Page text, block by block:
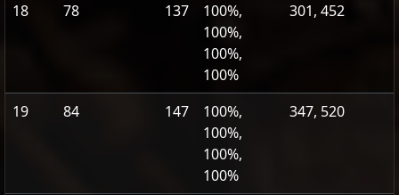
18 78 137
100%,
100%,
100%,
100%
301, 452
19 84 147
100%,
100%,
100%,
100%
347, 520